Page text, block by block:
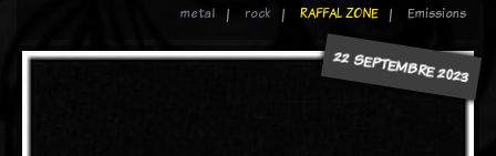
metal rock RAFFAL ZONE Emissions
22 SEPTEMBRE 2023